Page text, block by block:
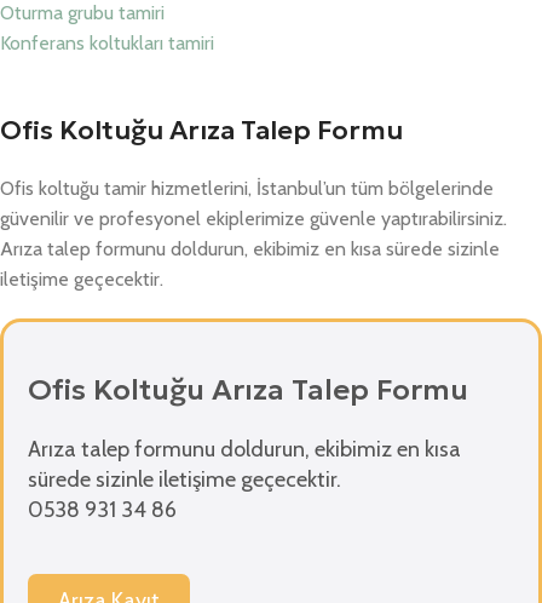
Oturma grubu tamiri
Konferans koltukları tamiri
Ofis Koltuğu Arıza Talep Formu
Ofis koltuğu tamir hizmetlerini, İstanbul’un tüm bölgelerinde
güvenilir ve profesyonel ekiplerimize güvenle yaptırabilirsiniz.
Arıza talep formunu doldurun, ekibimiz en kısa sürede sizinle
iletişime geçecektir.
Ofis Koltuğu Arıza Talep Formu
Arıza talep formunu doldurun, ekibimiz en kısa
sürede sizinle iletişime geçecektir.
0538 931 34 86